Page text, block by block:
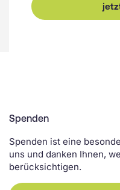
Spenden
Spenden ist eine
uns und danken Ihnen,
berücksichtigen.